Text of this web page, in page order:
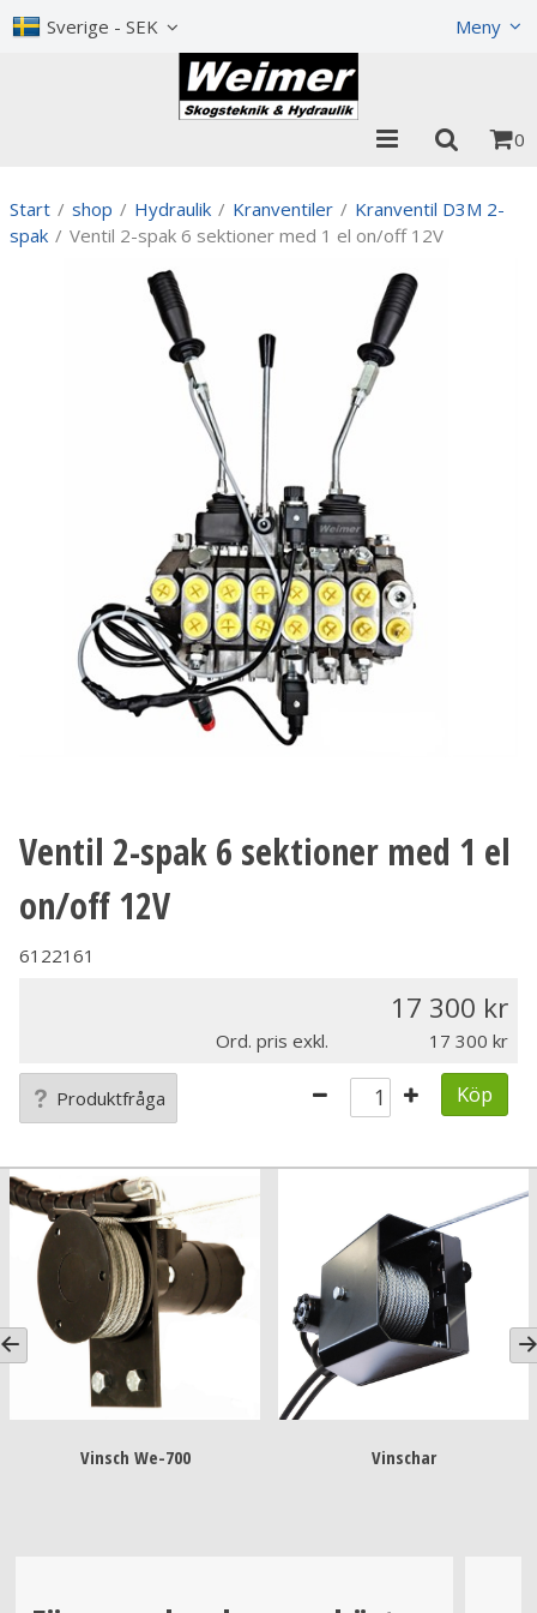
Sverige - SEK Meny
0
Start / shop / Hydraulik / Kranventiler / Kranventil D3M 2-
spak / Ventil 2-spak 6 sektioner med 1 el on/off 12V
Ventil 2-spak 6 sektioner med 1 el
on/off 12V
6122161
17 300
Ord. pris exkl. 17 300
Produktfråga Köp
Vinsch We-700 Vinschar